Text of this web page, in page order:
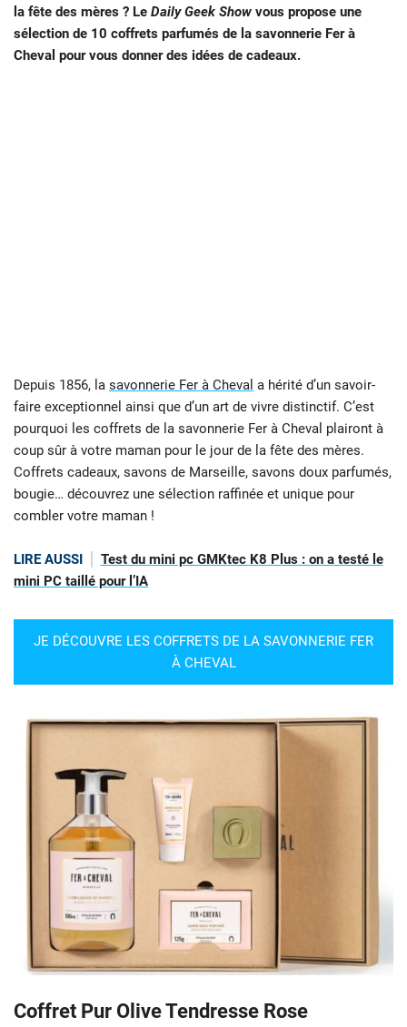
la fête des mères ? Le Daily Geek Show vous propose une
sélection de 10 coffrets parfumés de la savonnerie Fer à
Cheval pour vous donner des idées de cadeaux.
Depuis 1856, la savonnerie Fer à Cheval a hérité d’un savoir-
faire exceptionnel ainsi que d’un art de vivre distinctif. C’est
pourquoi les coffrets de la savonnerie Fer à Cheval plairont à
coup sûr à votre maman pour le jour de la fête des mères.
Coffrets cadeaux, savons de Marseille, savons doux parfumés,
bougie… découvrez une sélection raffinée et unique pour
combler votre maman !
LIRE AUSSI
Test du mini pc GMKtec K8 Plus : on a testé le
mini PC taillé pour l’IA
JE DÉCOUVRE LES COFFRETS DE LA SAVONNERIE FER
À CHEVAL
Coffret Pur Olive Tendresse Rose